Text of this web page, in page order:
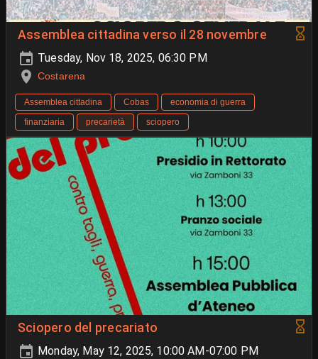
Assemblea cittadina verso il 28 novembre
Tuesday, Nov 18, 2025, 06:30 PM
Costarena
Assemblea cittadina Cobas
economia di guerra
finanziaria
precarietà sciopero
Sciopero del precariato
Monday, May 12, 2025, 10:00 AM-07:00 PM